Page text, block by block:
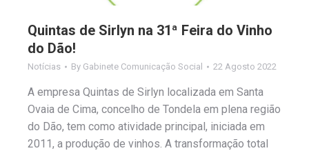
Quintas de Sirlyn na 31ª Feira do Vinho
do Dão!
Notícias By Gabinete Comunicação Social 22 Agosto 2022
A empresa Quintas de Sirlyn localizada em Santa
Ovaia de Cima, concelho de Tondela em plena região
do Dão, tem como atividade principal, iniciada em
2011, a produção de vinhos. A transformação total